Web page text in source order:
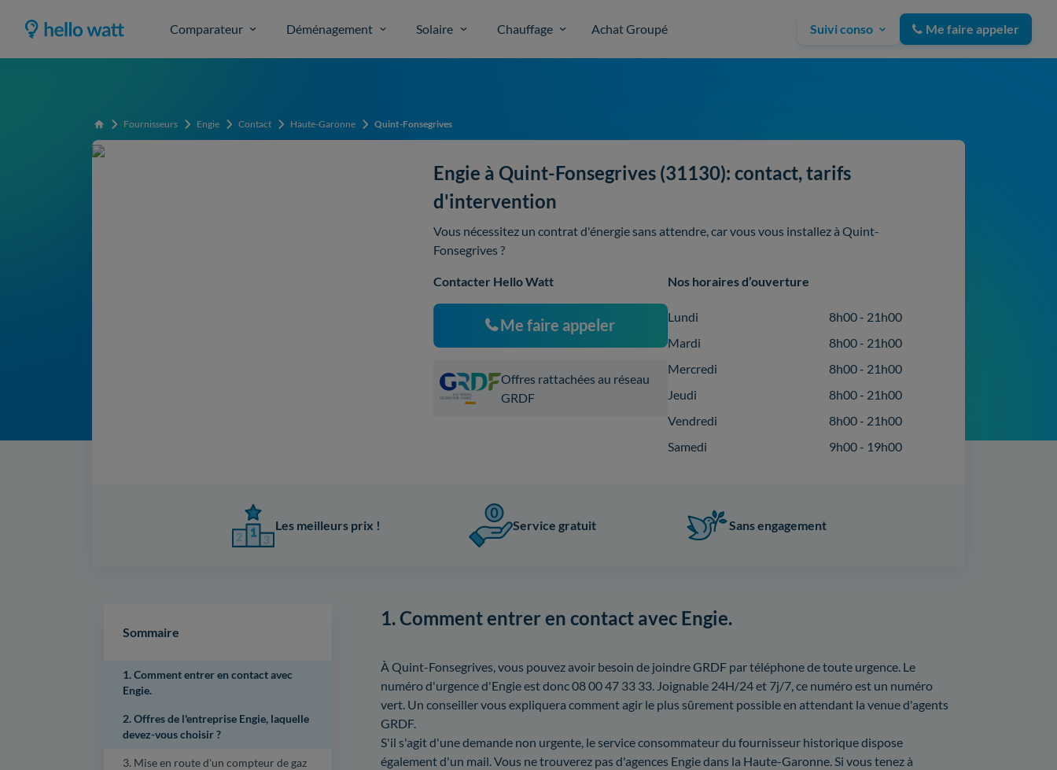
Comparateur Déménagement Solaire Chauffage Achat Groupé Suivi conso Me faire appeler
Accueil Fournisseurs Engie Contact Haute-Garonne Quint-Fonsegrives
Engie à Quint-Fonsegrives (31130): contact, tarifs
d'intervention
Vous nécessitez un contrat d'énergie sans attendre, car vous vous installez à Quint-
Fonsegrives ?
Contacter Hello Watt
Me faire appeler
Offres rattachées au réseau
GRDF
Nos horaires d’ouverture
Lundi
8h00 - 21h00
Mardi
8h00 - 21h00
Mercredi
8h00 - 21h00
Jeudi
8h00 - 21h00
Vendredi
8h00 - 21h00
Samedi
9h00 - 19h00
Les meilleurs prix ! Service gratuit Sans engagement
Sommaire
1. Comment entrer en contact avec
Engie.
2. Offres de l'entreprise Engie, laquelle
devez-vous choisir ?
3. Mise en route d'un compteur de gaz
1. Comment entrer en contact avec Engie.
À Quint-Fonsegrives, vous pouvez avoir besoin de joindre GRDF par téléphone de toute urgence. Le
numéro d'urgence d'Engie est donc 08 00 47 33 33. Joignable 24H/24 et 7j/7, ce numéro est un numéro
vert. Un conseiller vous expliquera comment agir le plus sûrement possible en attendant la venue d'agents
GRDF.
S'il s'agit d'une demande non urgente, le service consommateur du fournisseur historique dispose
également d'un mail. Vous ne trouverez pas d'agences Engie dans la Haute-Garonne. Si vous tenez à